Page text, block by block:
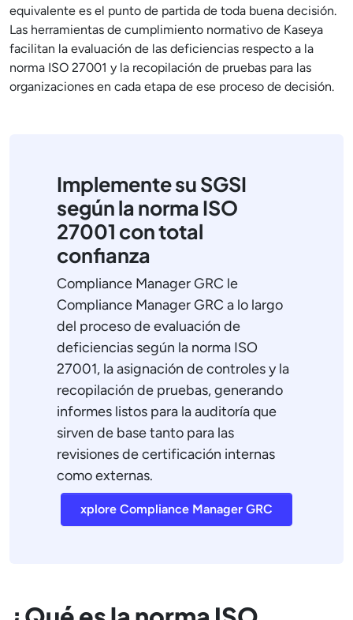
equivalente es el punto de partida de toda buena decisión.
Las herramientas de cumplimiento normativo de Kaseya
facilitan la evaluación de las deficiencias respecto a la
norma ISO 27001 y la recopilación de pruebas para las
organizaciones en cada etapa de ese proceso de decisión.
Implemente su SGSI
según la norma ISO
27001 con total
confianza
Compliance Manager GRC le
Compliance Manager GRC a lo largo
del proceso de evaluación de
deficiencias según la norma ISO
27001, la asignación de controles y la
recopilación de pruebas, generando
informes listos para la auditoría que
sirven de base tanto para las
revisiones de certificación internas
como externas.
xplore Compliance Manager GRC